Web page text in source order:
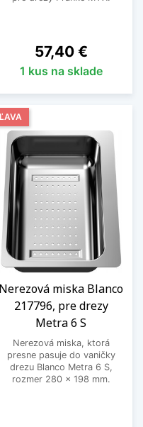
Cena
57,40 €
1 kus na sklade
Nerezová miska Blanco
217796, pre drezy
Metra 6 S
Nerezová miska, ktorá
presne pasuje do vaničky
drezu Blanco Metra 6 S,
rozmer 280 x 198 mm.